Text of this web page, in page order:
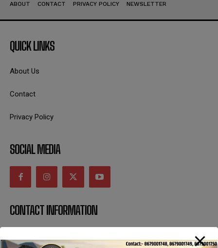
ABOUT CONTACT PRIVACY POLICY NEWSLETTER
QUICK LINKS
About Us
Contact
Privacy Policy
SOCIAL MEDIA
CONTACT INFORMATION